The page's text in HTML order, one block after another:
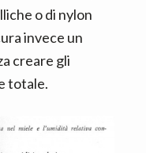
o di nylon
invece un
creare gli
totale.